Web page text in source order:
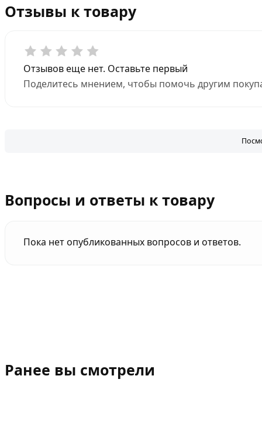
Отзывы к товару
Отзывов еще нет. Оставьте первый
Поделитесь мнением, чтобы помочь другим
Вопросы и ответы к товару
Пока нет опубликованных вопросов и ответов.
Ранее вы смотрели